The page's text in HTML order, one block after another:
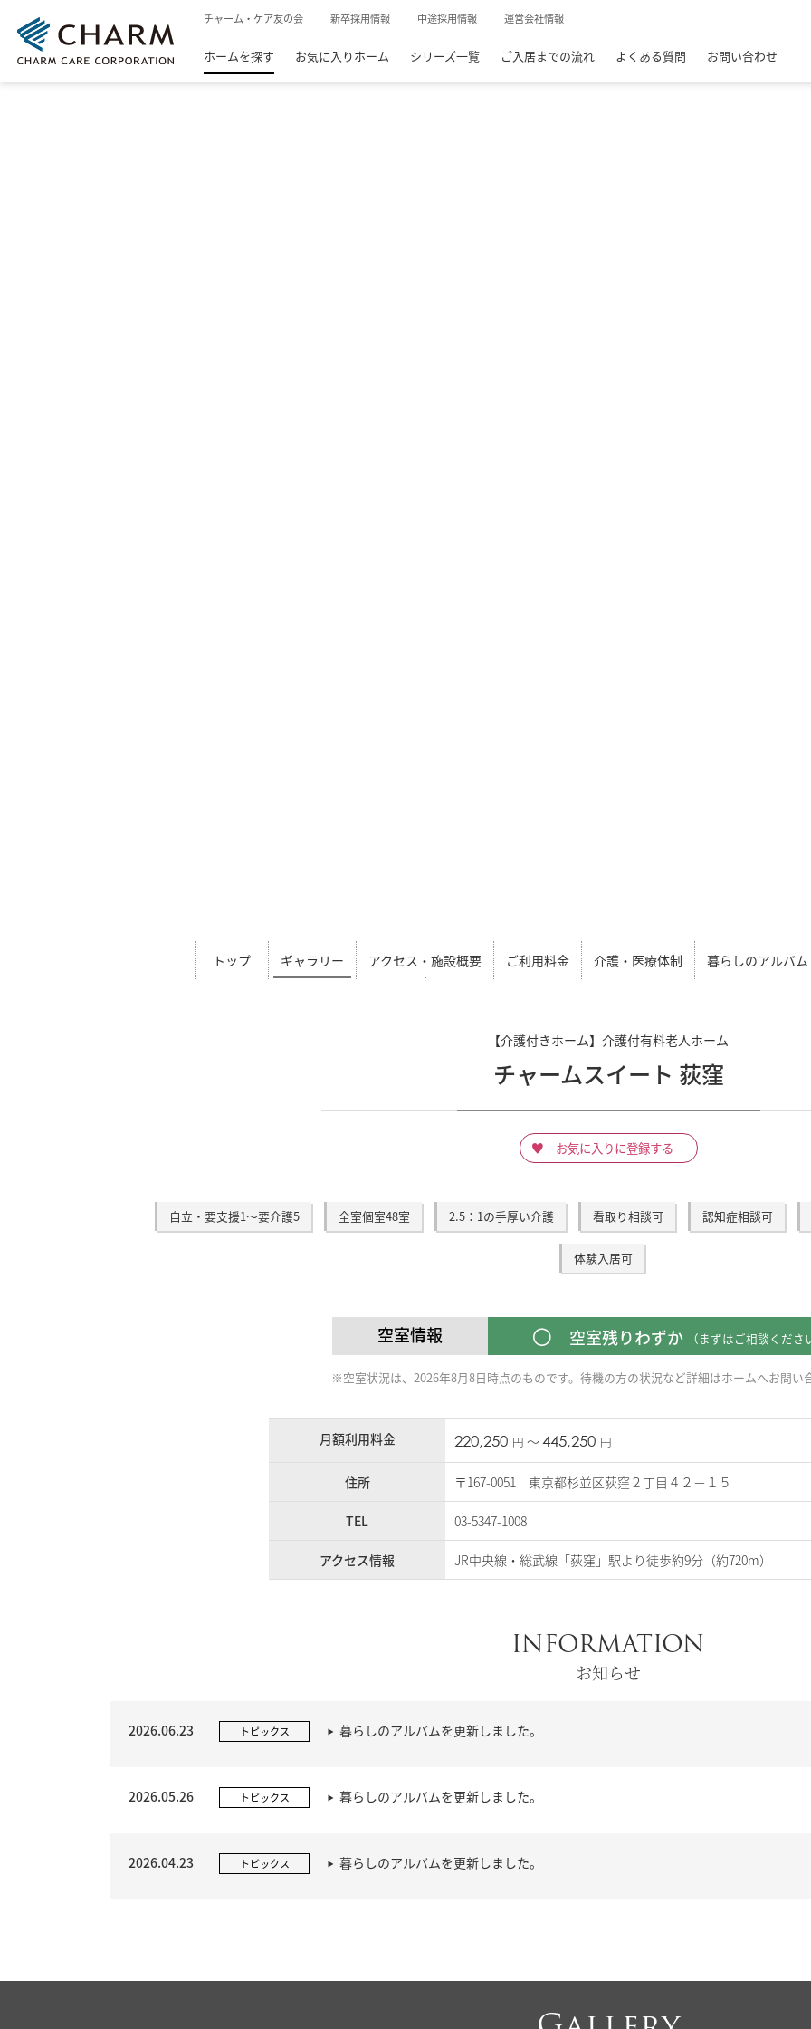
チャーム・ケア友の会 新卒採用情報 中途採用情報 運営会社情報
ホームを探す お気に入りホーム シリーズ一覧 ご入居までの流れ よくある質問 お問い合わせ
トップ ギャラリー アクセス・施設概要 ご利用料金 介護・医療体制 暮らしのアルバム
【介護付きホーム】介護付有料老人ホーム
チャームスイート 荻窪
お気に入りに登録する
自立・要支援1～要介護5 全室個室48室 2.5：1の手厚い介護 看取り相談可 認知症相談可
体験入居可
空室情報 空室残りわずか （まずはご相談くださ
※空室状況は、2026年8月8日時点のものです。 待機の方の状況など詳細はホームへお問い
月額利用料金 220,250 円 〜445,250 円
住所 〒167-0051 東京都杉並区荻窪２丁目４２－１５
TEL 03-5347-1008
アクセス情報 JR中央線・総武線「荻窪」駅より徒歩約9分（約720m）
INFORMATION
お知らせ
2026.06.23 トピックス 暮らしのアルバムを更新しました。
2026.05.26 トピックス 暮らしのアルバムを更新しました。
2026.04.23 トピックス 暮らしのアルバムを更新しました。